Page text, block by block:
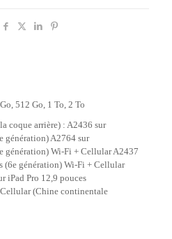
512 Go, 1 To, 2 To
coque arrière) : A2436 sur
génération) A2764 sur
génération) Wi-Fi + Cellular A2437
(6e génération) Wi-Fi + Cellular
iPad Pro 12,9 pouces
(Chine continentale